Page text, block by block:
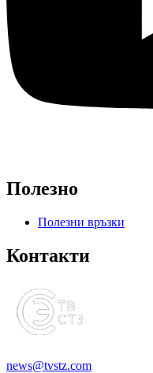
Полезно
Полезни връзки
Контакти
news@tvstz.com